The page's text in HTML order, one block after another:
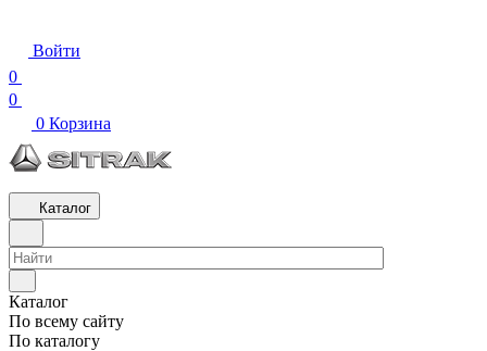
Войти
0
0
0 Корзина
Каталог
Каталог
По всему сайту
По каталогу